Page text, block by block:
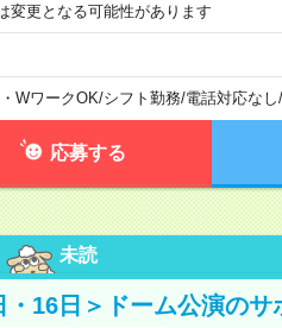
変更となる可能性があります
WワークOK/シフト勤務/電話対応なし/
応募する
未読
16日＞ドーム公演のサ